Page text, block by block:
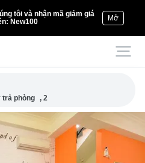
tôi và nhận mã giảm giá
New100
Mở
trả phòng , 2